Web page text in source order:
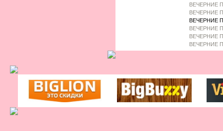
ВЕЧЕРНИЕ
ВЕЧЕРНИЕ
ВЕЧЕРНИЕ
ВЕЧЕРНИЕ
ВЕЧЕРНИЕ
ВЕЧЕРНИЕ